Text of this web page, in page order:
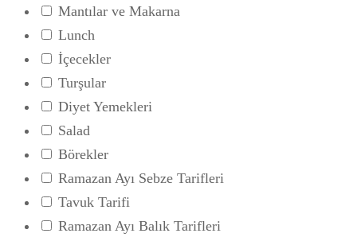
Mantılar ve Makarna
Lunch
İçecekler
Turşular
Diyet Yemekleri
Salad
Börekler
Ramazan Ayı Sebze Tarifleri
Tavuk Tarifi
Ramazan Ayı Balık Tarifleri